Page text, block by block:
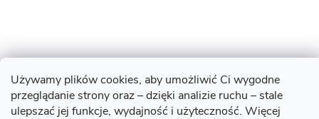
Używamy plików cookies, aby umożliwić Ci wygodne
przeglądanie strony oraz – dzięki analizie ruchu – stale
ulepszać jej funkcje, wydajność i użyteczność. Więcej